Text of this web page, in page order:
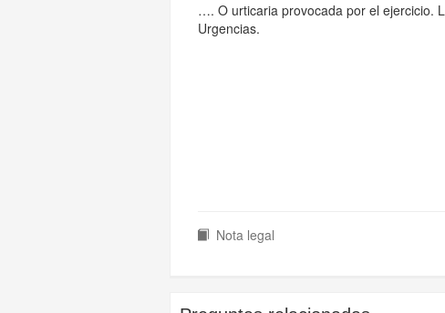
…. O urticaria provocada por el ejercicio.
Urgencias.
Nota legal